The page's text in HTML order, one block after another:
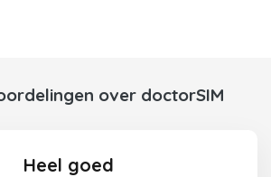
over doctorSIM
Heel goed